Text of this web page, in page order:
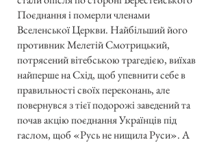
Поєднання і померли членами
Вселенської Церкви. Найбільший його
противник Мелетій Смотрицький,
потрясений вітебською трагедією, виїхав
найперше на Схід, щоб упевнити себе в
правильності своїх переконань, але
повернувся з тієї подорожі заведений та
почав акцію поєднання Українців під
гаслом, щоб «Русь не нищила Руси». А